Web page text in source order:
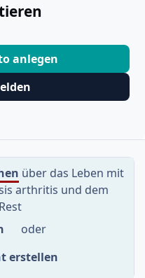
anlegen
über das Leben mit
arthritis und dem
oder
erstellen